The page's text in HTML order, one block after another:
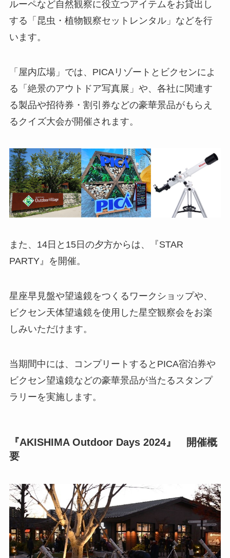
ルーペなど自然観察に役立つアイテムをお貸出し
する「昆虫・植物観察セットレンタル」などを行
います。
「屋内広場」では、PICAリゾートとビクセンによ
る「絶景のアウトドア写真展」や、各社に関連す
る製品や招待券・割引券などの豪華景品がもらえ
るクイズ大会が開催されます。
また、14日と15日の夕方からは、『STAR
PARTY』を開催。
星座早見盤や望遠鏡をつくるワークショップや、
ビクセン天体望遠鏡を使用した星空観察会をお楽
しみいただけます。
当期間中には、コンプリートするとPICA宿泊券や
ビクセン望遠鏡などの豪華景品が当たるスタンプ
ラリーを実施します。
『AKISHIMA Outdoor Days 2024』 開催概
要